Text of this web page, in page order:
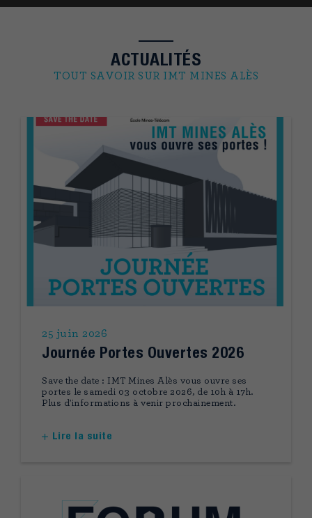
ACTUALITÉS
TOUT SAVOIR SUR IMT MINES ALÈS
25 juin 2026
Journée Portes Ouvertes 2026
Save the date : IMT Mines Alès vous ouvre ses
portes le samedi 03 octobre 2026, de 10h à 17h.
Plus d'informations à venir prochainement.
Lire la suite